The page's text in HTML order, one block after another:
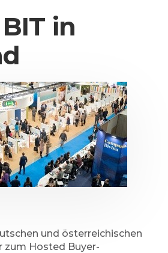
in
und österreichischen
zum Hosted Buyer-